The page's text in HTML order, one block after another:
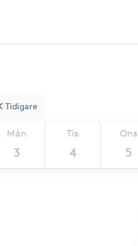
Mån
3
Tis
4
Ons
5
Tidigare